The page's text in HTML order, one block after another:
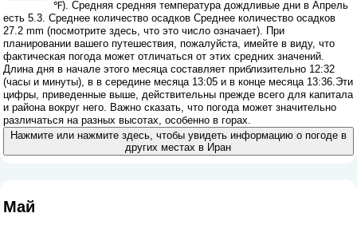
℉). Средняя средняя температура дождливые дни в Апрель
есть 5.3. Среднее количество осадков Среднее количество осадков
27.2 mm (посмотрите здесь, что это число означает). При
планировании вашего путешествия, пожалуйста, имейте в виду, что
фактическая погода может отличаться от этих средних значений.
Длина дня в начале этого месяца составляет приблизительно 12:32
(часы и минуты), в в середине месяца 13:05 и в конце месяца 13:36.Эти
цифры, приведенные выше, действительны прежде всего для капитала
и района вокруг него. Важно сказать, что погода может значительно
различаться на разных высотах, особенно в горах.
Нажмите или нажмите здесь, чтобы увидеть информацию о погоде в
других местах в Иран
Май